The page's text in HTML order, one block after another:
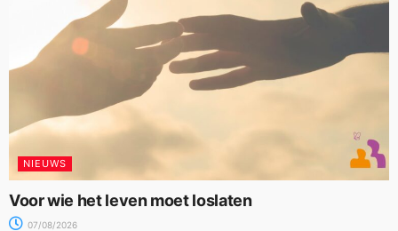
NIEUWS
Voor wie het leven moet loslaten
07/08/2026